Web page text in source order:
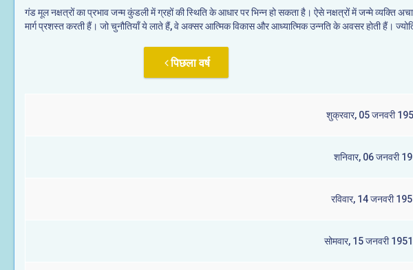
गंड मूल नक्षत्रों का प्रभाव जन्म कुंडली में ग्रहों की स्थिति के आधार पर भिन्न हो सकता है। ऐसे नक्षत्रों में जन्मे
मार्ग प्रशस्त करती हैं। जो चुनौतियाँ ये लाते हैं, वे अक्सर आत्मिक विकास और आध्यात्मिक उन्नति के अवसर होती हैं।
पिछला वर्ष
शुक्रवार, 05 जनवरी
शनिवार, 06 जनवरी
रविवार, 14 जनवरी
सोमवार, 15 जनवरी